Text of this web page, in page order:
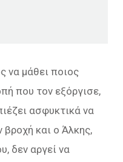
να μάθει ποιος
που τον εξόργισε,
ασφυκτικά να
βροχή και ο Άλκης,
δεν αργεί να